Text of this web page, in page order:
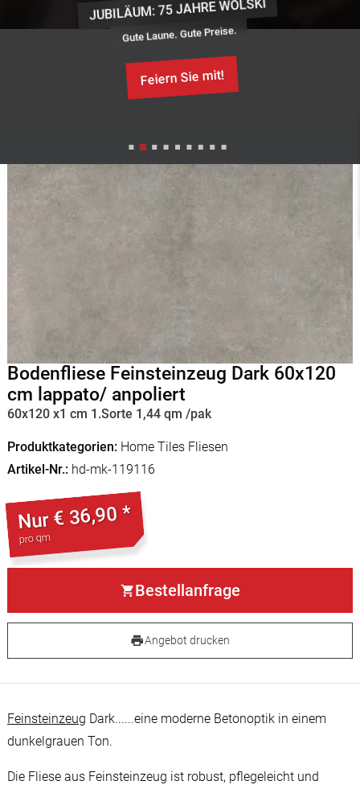
75 JAHRE WOLSKI
Laune. Gute Preise.
Bodenfliese Feinsteinzeug Dark 60x120
cm lappato/ anpoliert
60x120 x1 cm 1.Sorte 1,44 qm /pak
Produktkategorien Home Tiles Fliesen
Artikel-Nr. hd-mk-119116
Nur€ 36,90 *
pro qm
Bestellanfrage
Angebot drucken
Feinsteinzeug Dark......eine moderne Betonoptik in einem
dunkelgrauen Ton.
Die Fliese aus Feinsteinzeug ist robust, pflegeleicht und